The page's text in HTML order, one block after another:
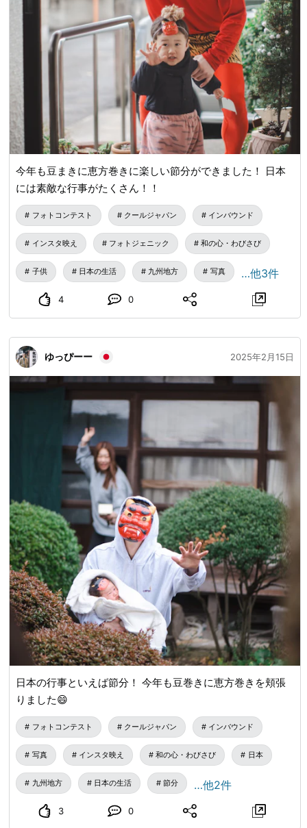
今年も豆まきに恵方巻きに楽しい節分ができました！ 日本
には素敵な行事がたくさん！！
フォトコンテスト クールジャパン インバウンド
インスタ映え フォトジェニック 和の心・わびさび
子供 日本の生活 九州地方 写真 …他3件
4 0
ゆっぴーー 2025年2月15日
日本の行事といえば節分！ 今年も豆巻きに恵方巻きを頬張
りました😄
フォトコンテスト クールジャパン インバウンド
写真 インスタ映え 和の心・わびさび 日本
九州地方 日本の生活 節分 …他2件
3 0